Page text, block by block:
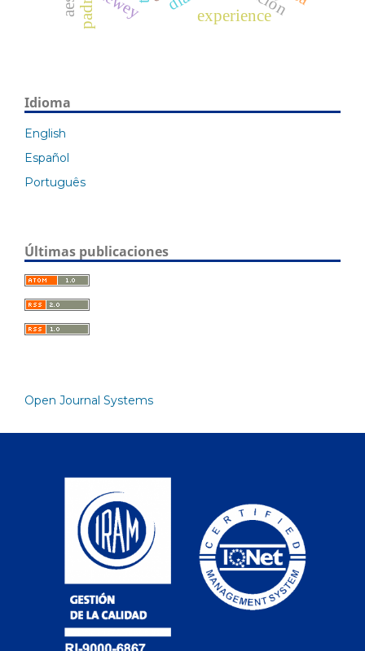
experience
Idioma
English
Español
Português
Últimas publicaciones
Open Journal Systems